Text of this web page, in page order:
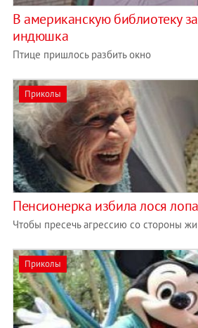
В американскую библиотеку
индюшка
Птице пришлось разбить окно
Приколы
Пенсионерка избила лося
Чтобы пресечь агрессию со стороны
Приколы